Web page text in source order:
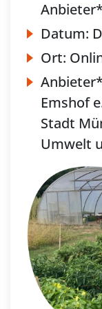
Datum:
Ort:
Emshof
Stadt
Umwelt